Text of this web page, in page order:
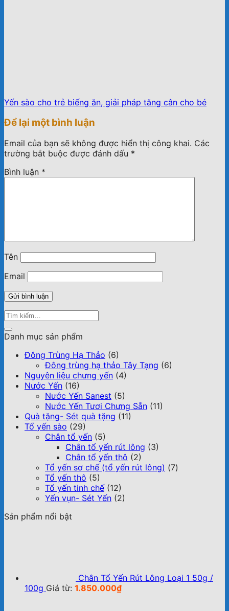
Yến sào cho trẻ biếng ăn, giải pháp tăng cân cho bé
Để lại một bình luận
Email của bạn sẽ không được hiển thị công khai. Các
trường bắt buộc được đánh dấu *
Bình luận *
Tên
Email
Danh mục sản phẩm
Đông Trùng Hạ Thảo (6)
Đông trùng hạ thảo Tây Tạng (6)
Nguyên liệu chưng yến (4)
Nước Yến (16)
Nước Yến Sanest (5)
Nước Yến Tươi Chưng Sẵn (11)
Quà tặng- Sét quà tặng (11)
Tổ yến sào (29)
Chân tổ yến (5)
Chân tổ yến rút lông (3)
Chân tổ yến thô (2)
Tổ yến sơ chế (tổ yến rút lông) (7)
Tổ yến thô (5)
Tổ yến tinh chế (12)
Yến vụn- Sét Yến (2)
Sản phẩm nổi bật
Chân Tổ Yến Rút Lông Loại 1 50g /
100g Giá từ: 1.850.000₫